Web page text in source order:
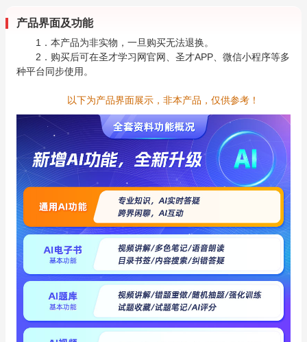
产品界面及功能
1．本产品为非实物，一旦购买无法退换。
2．购买后可在圣才学习网官网、圣才APP、微信小程序等多
种平台同步使用。
以下为产品界面展示，非本产品，仅供参考！